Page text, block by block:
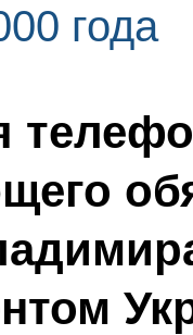
года